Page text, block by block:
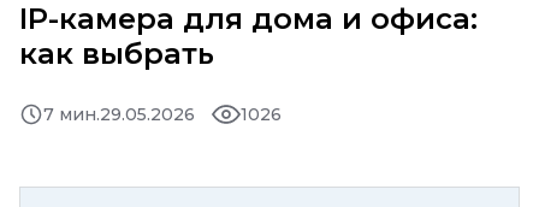
IP-камера для дома и офиса:
как выбрать
7 мин.29.05.2026 1026